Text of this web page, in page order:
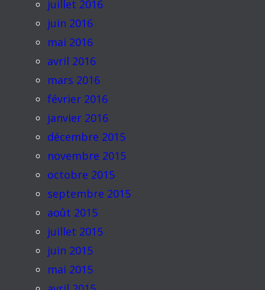
juillet 2016
juin 2016
mai 2016
avril 2016
mars 2016
février 2016
janvier 2016
décembre 2015
novembre 2015
octobre 2015
septembre 2015
août 2015
juillet 2015
juin 2015
mai 2015